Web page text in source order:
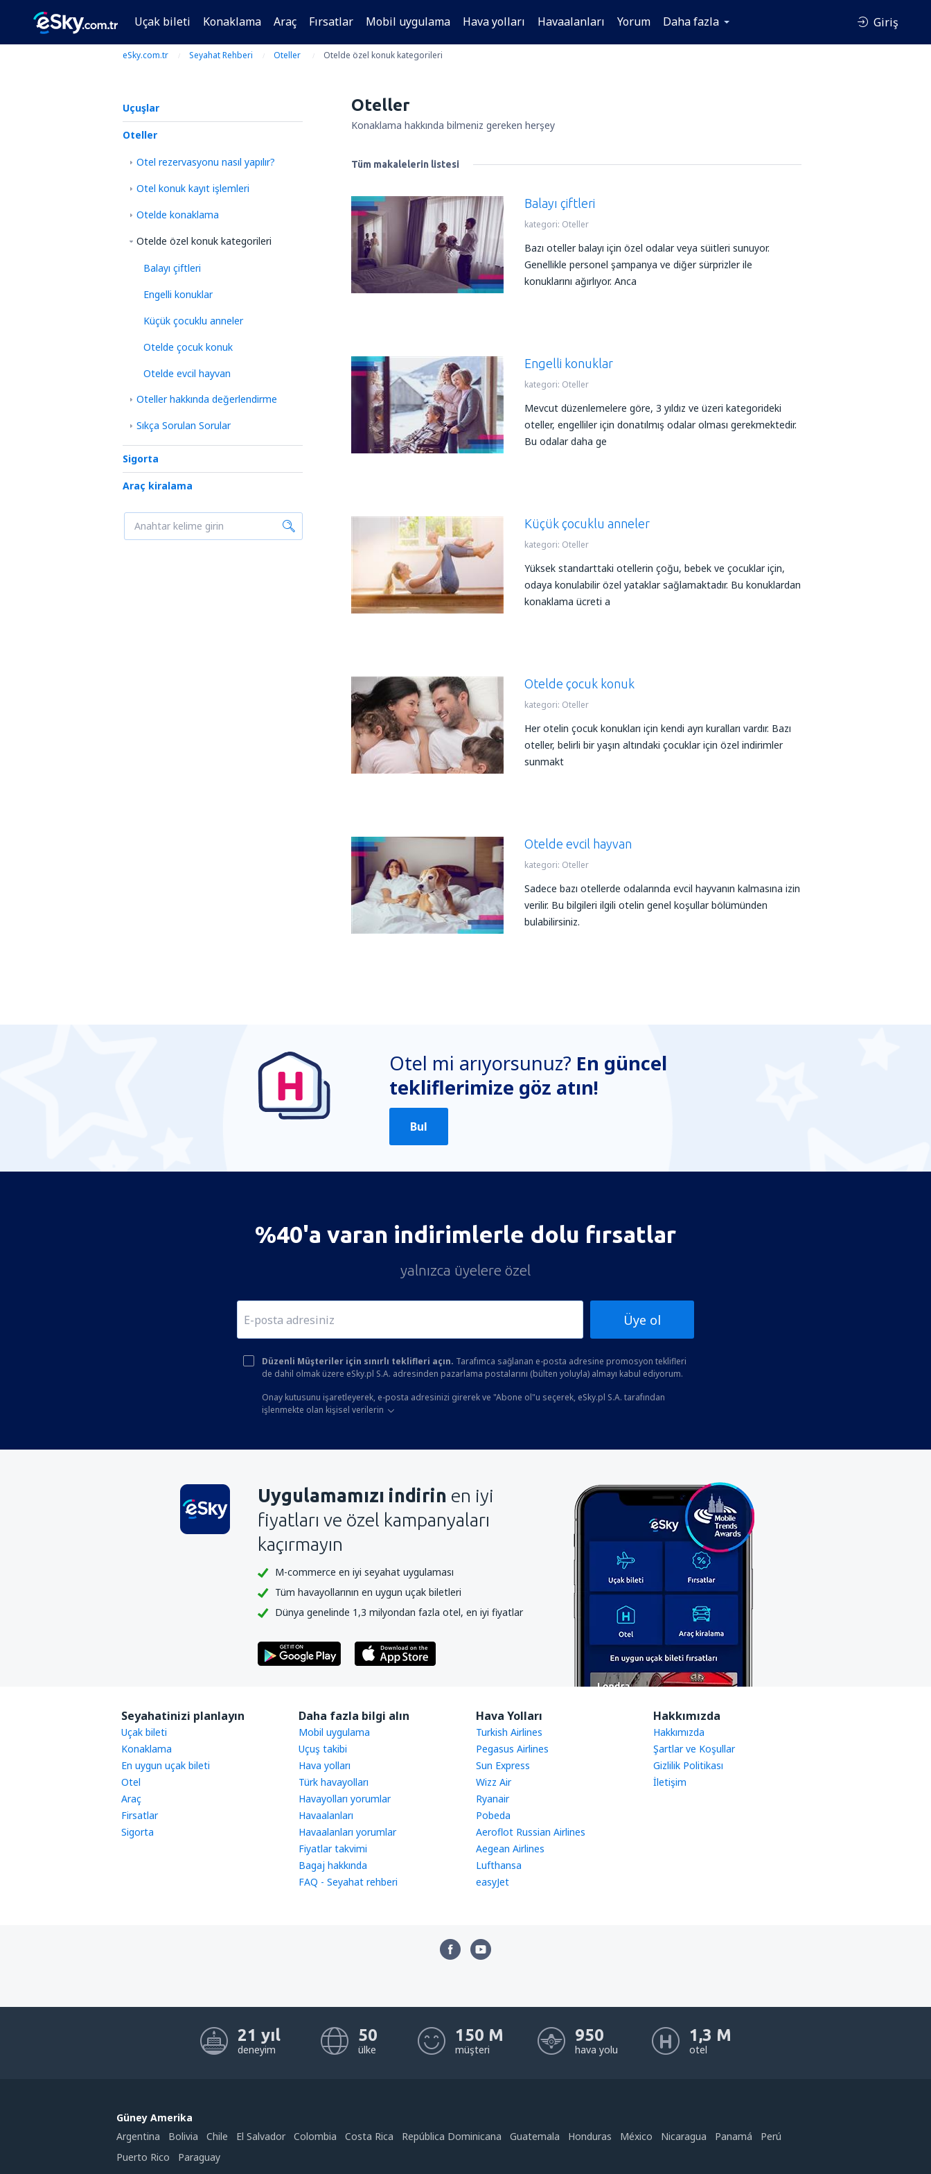
Uçak bileti Konaklama Araç Fırsatlar Mobil uygulama Hava yolları Havaalanları Yorum Daha fazla Giriş
eSky.com.tr Seyahat Rehberi Oteller Otelde özel konuk kategorileri
Uçuşlar
Oteller
Otel rezervasyonu nasıl yapılır?
Otel konuk kayıt işlemleri
Otelde konaklama
Otelde özel konuk kategorileri
Balayı çiftleri
Engelli konuklar
Küçük çocuklu anneler
Otelde çocuk konuk
Otelde evcil hayvan
Oteller hakkında değerlendirme
Sıkça Sorulan Sorular
Sigorta
Araç kiralama
Oteller
Konaklama hakkında bilmeniz gereken herşey
Tüm makalelerin listesi
Balayı çiftleri
kategori: Oteller
Bazı oteller balayı için özel odalar veya süitleri sunuyor.
Genellikle personel şampanya ve diğer sürprizler ile
konuklarını ağırlıyor. Anca
Engelli konuklar
kategori: Oteller
Mevcut düzenlemelere göre, 3 yıldız ve üzeri kategorideki
oteller, engelliler için donatılmış odalar olması gerekmektedir.
Bu odalar daha ge
Küçük çocuklu anneler
kategori: Oteller
Yüksek standarttaki otellerin çoğu, bebek ve çocuklar için,
odaya konulabilir özel yataklar sağlamaktadır. Bu konuklardan
konaklama ücreti a
Otelde çocuk konuk
kategori: Oteller
Her otelin çocuk konukları için kendi ayrı kuralları vardır. Bazı
oteller, belirli bir yaşın altındaki çocuklar için özel indirimler
sunmakt
Otelde evcil hayvan
kategori: Oteller
Sadece bazı otellerde odalarında evcil hayvanın kalmasına izin
verilir. Bu bilgileri ilgili otelin genel koşullar bölümünden
bulabilirsiniz.
Otel mi arıyorsunuz? En güncel
tekliflerimize göz atın!
Bul
%40'a varan indirimlerle dolu fırsatlar
yalnızca üyelere özel
Üye ol
Düzenli Müşteriler için sınırlı teklifleri açın. Tarafımca sağlanan e-posta adresine promosyon teklifleri
de dahil olmak üzere eSky.pl S.A. adresinden pazarlama postalarını (bülten yoluyla) almayı kabul ediyorum.
Onay kutusunu işaretleyerek, e-posta adresinizi girerek ve "Abone ol"u seçerek, eSky.pl S.A. tarafından
işlenmekte olan kişisel verilerin
Uygulamamızı indirin en iyi
fiyatları ve özel kampanyaları
kaçırmayın
M-commerce en iyi seyahat uygulaması
Tüm havayollarının en uygun uçak biletleri
Dünya genelinde 1,3 milyondan fazla otel, en iyi fiyatlar
Seyahatinizi planlayın
Uçak bileti
Konaklama
En uygun uçak bileti
Otel
Araç
Firsatlar
Sigorta
Daha fazla bilgi alın
Mobil uygulama
Uçuş takibi
Hava yolları
Türk havayolları
Havayolları yorumlar
Havaalanları
Havaalanları yorumlar
Fiyatlar takvimi
Bagaj hakkında
FAQ - Seyahat rehberi
Hava Yolları
Turkish Airlines
Pegasus Airlines
Sun Express
Wizz Air
Ryanair
Pobeda
Aeroflot Russian Airlines
Aegean Airlines
Lufthansa
easyJet
Hakkımızda
Hakkımızda
Şartlar ve Koşullar
Gizlilik Politikası
İletişim
21 yıl
deneyim
50
ülke
150 M
müşteri
950
hava yolu
1,3 M
otel
Güney Amerika
Argentina
Bolivia Chile El Salvador Colombia Costa Rica República Dominicana Guatemala Honduras México Nicaragua Panamá
Perú
Puerto Rico
Paraguay